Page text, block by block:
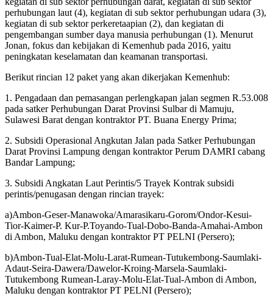
perhubungan laut (4), kegiatan di sub sektor perhubungan udara (3),
kegiatan di sub sektor perkeretaapian (2), dan kegiatan di
pengembangan sumber daya manusia perhubungan (1). Menurut
Jonan, fokus dan kebijakan di Kemenhub pada 2016, yaitu
peningkatan keselamatan dan keamanan transportasi.
Berikut rincian 12 paket yang akan dikerjakan Kemenhub:
1. Pengadaan dan pemasangan perlengkapan jalan segmen R.53.008
pada satker Perhubungan Darat Provinsi Sulbar di Mamuju,
Sulawesi Barat dengan kontraktor PT. Buana Energy Prima;
2. Subsidi Operasional Angkutan Jalan pada Satker Perhubungan
Darat Provinsi Lampung dengan kontraktor Perum DAMRI cabang
Bandar Lampung;
3. Subsidi Angkatan Laut Perintis/5 Trayek Kontrak subsidi
perintis/penugasan dengan rincian trayek:
a)Ambon-Geser-Manawoka/Amarasikaru-Gorom/Ondor-Kesui-
Tior-Kaimer-P. Kur-P.Toyando-Tual-Dobo-Banda-Amahai-Ambon
di Ambon, Maluku dengan kontraktor PT PELNI (Persero);
b)Ambon-Tual-Elat-Molu-Larat-Rumean-Tutukembong-Saumlaki-
Adaut-Seira-Dawera/Dawelor-Kroing-Marsela-Saumlaki-
Tutukembong Rumean-Laray-Molu-Elat-Tual-Ambon di Ambon,
Maluku dengan kontraktor PT PELNI (Persero);